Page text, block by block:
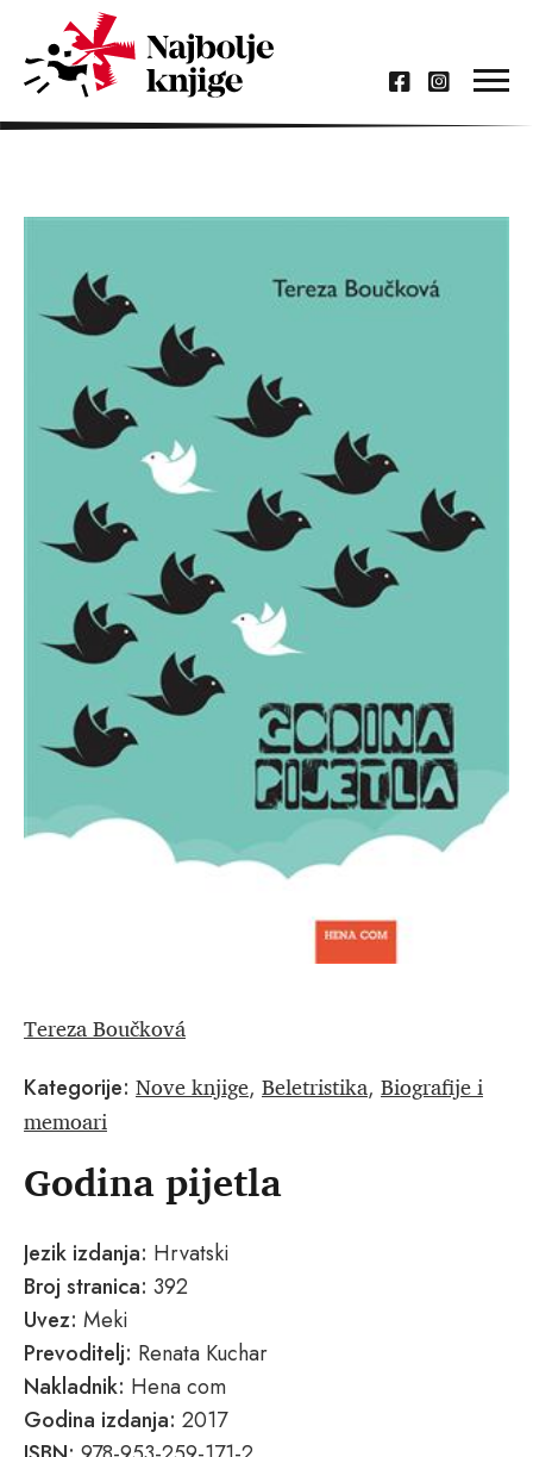
Tereza Boučková
Kategorije: Nove knjige, Beletristika, Biografije i
memoari
Godina pijetla
Jezik izdanja: Hrvatski
Broj stranica: 392
Uvez: Meki
Prevoditelj: Renata Kuchar
Nakladnik: Hena com
Godina izdanja: 2017